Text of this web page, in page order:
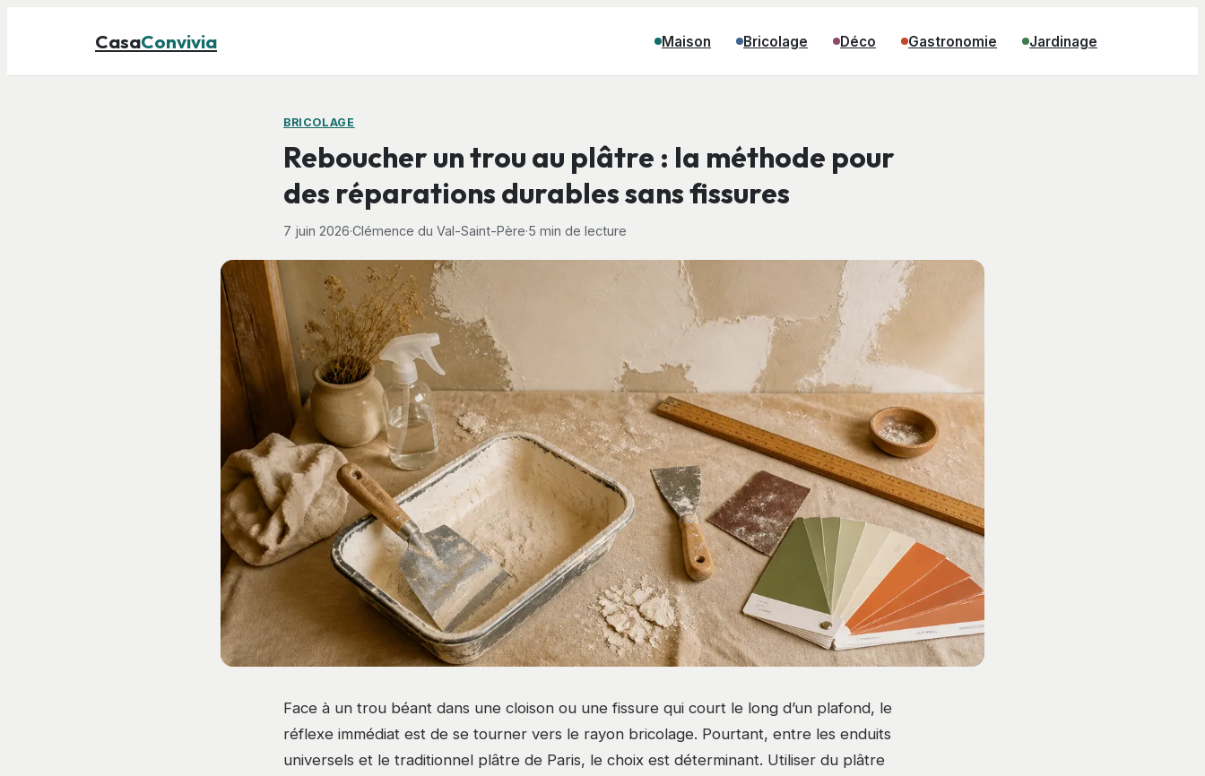
CasaConvivia Maison Bricolage Déco Gastronomie Jardinage
BRICOLAGE
Reboucher un trou au plâtre : la méthode pour
des réparations durables sans fissures
7 juin 2026·Clémence du Val-Saint-Père·5 min de lecture
Face à un trou béant dans une cloison ou une fissure qui court le long d’un plafond, le
réflexe immédiat est de se tourner vers le rayon bricolage. Pourtant, entre les enduits
universels et le traditionnel plâtre de Paris, le choix est déterminant. Utiliser du plâtre